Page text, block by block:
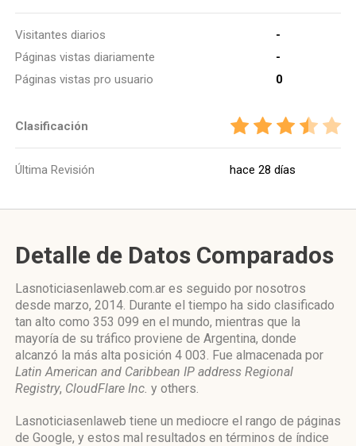
Visitantes diarios
-
Páginas vistas diariamente
-
Páginas vistas pro usuario
0
Clasificación
Última Revisión hace 28 días
Detalle de Datos Comparados
Lasnoticiasenlaweb.com.ar es seguido por nosotros
desde marzo, 2014. Durante el tiempo ha sido clasificado
tan alto como 353 099 en el mundo, mientras que la
mayoría de su tráfico proviene de Argentina, donde
alcanzó la más alta posición 4 003. Fue almacenada por
Latin American and Caribbean IP address Regional
Registry, CloudFlare Inc. y others.
Lasnoticiasenlaweb tiene un mediocre el rango de páginas
de Google, y estos mal resultados en términos de índice